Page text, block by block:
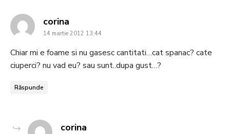
corina
14 martie 2012 13:44
Chiar mi e foame si nu gasesc cantitati…cat spanac? cate
ciuperci? nu vad eu? sau sunt..dupa gust…?
Răspunde
corina